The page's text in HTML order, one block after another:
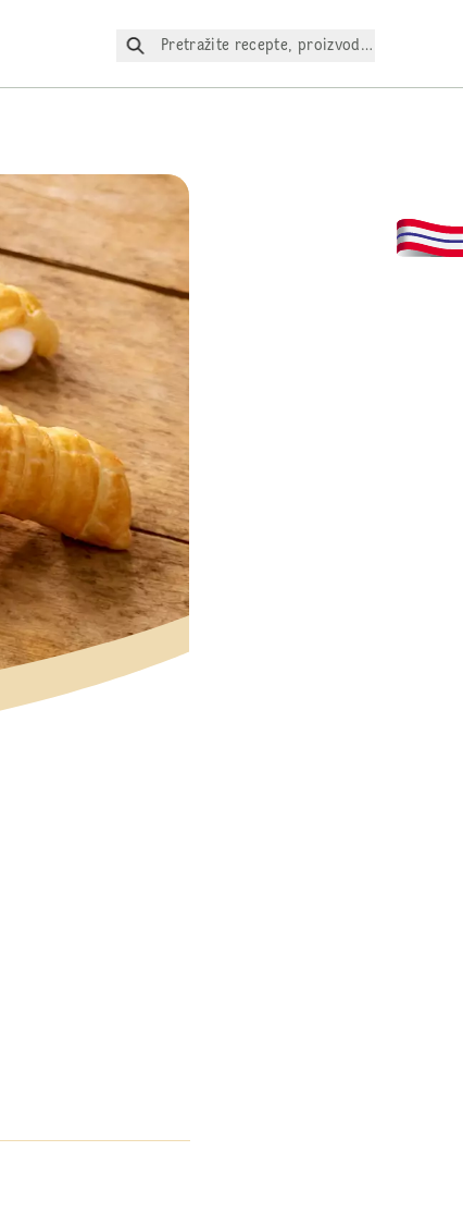
Pretražite recepte, proizvode itd.